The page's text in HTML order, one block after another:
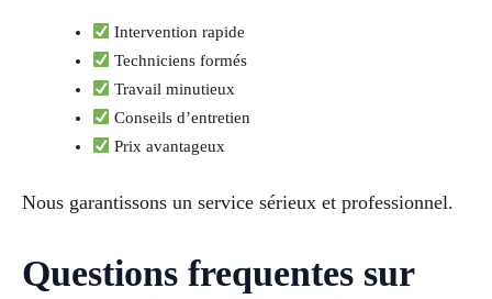
Intervention rapide
Techniciens formés
Travail minutieux
Conseils d’entretien
Prix avantageux
Nous garantissons un service sérieux et professionnel.
Questions frequentes sur